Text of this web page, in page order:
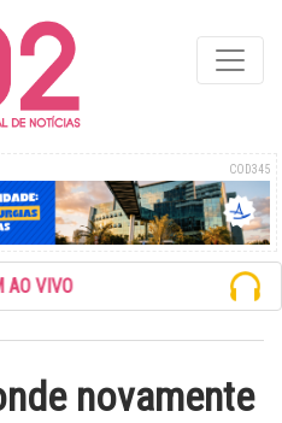
COD345
novamente